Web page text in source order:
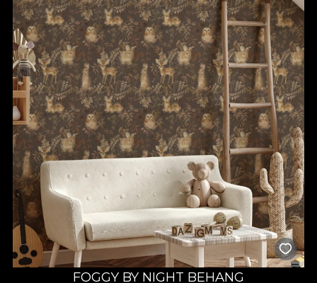
pentru a sprijini procesul educativ încă de la primii pași. De la
peisaje fantastice și personaje prietenoase până la forme, litere
și animale, design-urile noastre stimulează curiozitatea și
imaginația. Sunt perfecte pentru săli de joacă, dormitoare, săli
de clasă sau zone de relaxare – fiecare colț poate deveni o
sursă de inspirație pentru activități educative sau creative.
Modelele sunt versatile și pot fi adaptate atât pentru
grădinițele de stat, cât și pentru cele private, păstrând un
echilibru între estetică și funcționalitate.
Materiale sigure și montaj facil
La VLAdiLA, siguranța copiilor este prioritară. Tapetele noastre
pentru grădiniță sunt realizate din materiale ecologice,
certificate, fără substanțe toxice, ideale pentru spații frecvent
utilizate de copii. Sunt lavabile, durabile și ușor de întreținut –
perfecte pentru un mediu activ și dinamic. Aplicarea este
rapidă, fără dificultăți, astfel încât procesul de amenajare să fie
cât mai eficient. Poți schimba aspectul unei grădinițe întregi
fără efort, iar rezultatul va fi un spațiu care inspiră încredere,
bucurie și siguranță.
FOGGY BY NIGHT BEHANG